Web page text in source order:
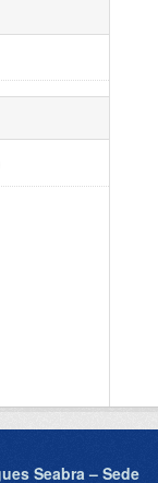
Seabra – Sede